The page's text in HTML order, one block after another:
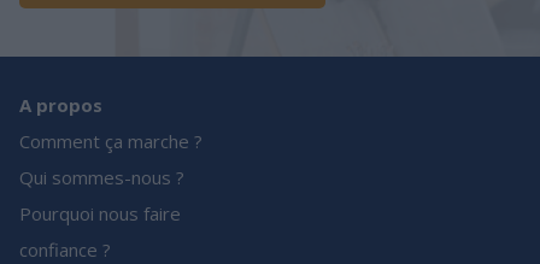
A propos
Comment ça marche ?
Qui sommes-nous ?
Pourquoi nous faire
confiance ?